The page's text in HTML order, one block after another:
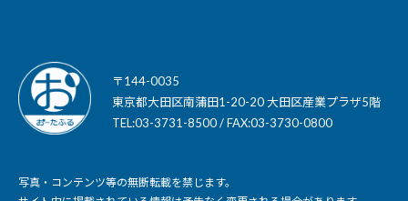
〒144-0035
東京都大田区南蒲田1-20-20 大田区産業プラザ5階
TEL:03-3731-8500 / FAX:03-3730-0800
写真・コンテンツ等の無断転載を禁じます。